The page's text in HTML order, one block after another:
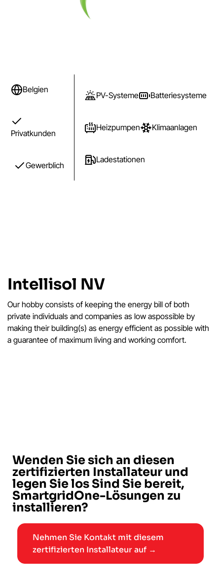
Belgien
Privatkunden
Gewerblich
PV-Systeme Batteriesysteme
Heizpumpen Klimaanlagen
Ladestationen
Intellisol NV
Our hobby consists of keeping the energy bill of both
private individuals and companies as low aspossible by
making their building(s) as energy efficient as possible with
a guarantee of maximum living and working comfort.
Wenden Sie sich an diesen
zertifizierten Installateur und
legen Sie los Sind Sie bereit,
SmartgridOne-Lösungen zu
installieren?
Nehmen Sie Kontakt mit diesem
zertifizierten Installateur auf →